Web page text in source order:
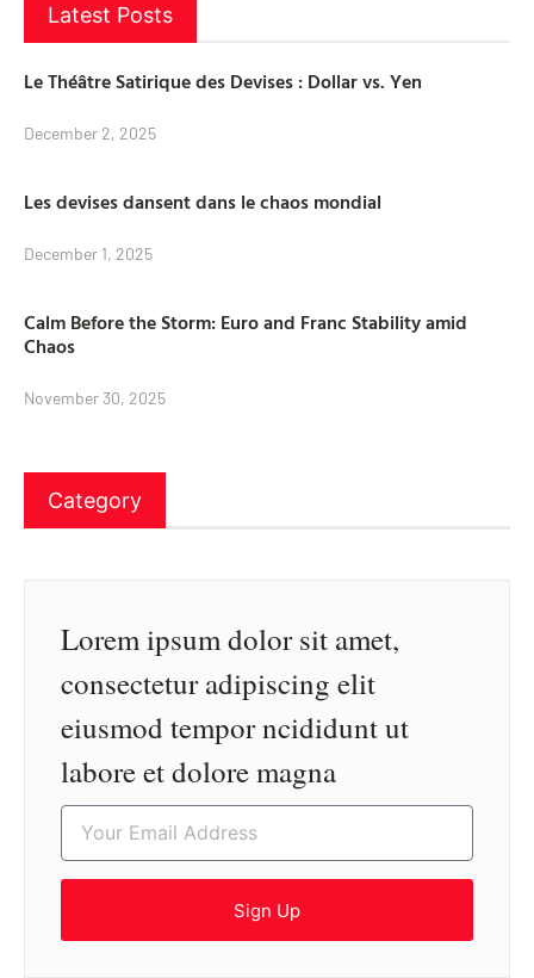
Latest Posts
Le Théâtre Satirique des Devises : Dollar vs. Yen
December 2, 2025
Les devises dansent dans le chaos mondial
December 1, 2025
Calm Before the Storm: Euro and Franc Stability amid
Chaos
November 30, 2025
Category
Lorem ipsum dolor sit amet,
consectetur adipiscing elit
eiusmod tempor ncididunt ut
labore et dolore magna
Sign Up